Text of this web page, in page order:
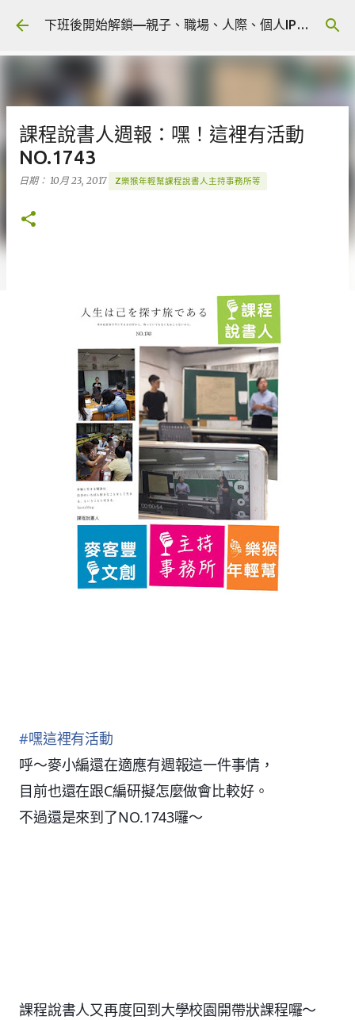
跳到主要內容 下班後開始解鎖—親子、職場、人際、個人IP 🎧 Podcast
課程說書人週報：嘿！這裡有活動
NO.1743
日期： 10月 23, 2017 Z樂猴年輕幫課程說書人主持事務所等
#嘿這裡有活動
呼～麥小編還在適應有週報這一件事情，
目前也還在跟C編研擬怎麼做會比較好。
不過還是來到了NO.1743囉～
課程說書人又再度回到大學校園開帶狀課程囉～